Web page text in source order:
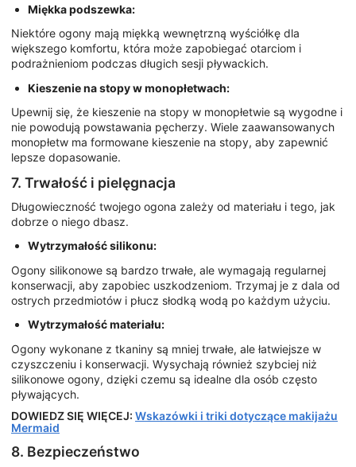
Miękka podszewka:
Niektóre ogony mają miękką wewnętrzną wyściółkę dla
większego komfortu, która może zapobiegać otarciom i
podrażnieniom podczas długich sesji pływackich.
Kieszenie na stopy w monopłetwach:
Upewnij się, że kieszenie na stopy w monopłetwie są wygodne i
nie powodują powstawania pęcherzy. Wiele zaawansowanych
monopłetw ma formowane kieszenie na stopy, aby zapewnić
lepsze dopasowanie.
7. Trwałość i pielęgnacja
Długowieczność twojego ogona zależy od materiału i tego, jak
dobrze o niego dbasz.
Wytrzymałość silikonu:
Ogony silikonowe są bardzo trwałe, ale wymagają regularnej
konserwacji, aby zapobiec uszkodzeniom. Trzymaj je z dala od
ostrych przedmiotów i płucz słodką wodą po każdym użyciu.
Wytrzymałość materiału:
Ogony wykonane z tkaniny są mniej trwałe, ale łatwiejsze w
czyszczeniu i konserwacji. Wysychają również szybciej niż
silikonowe ogony, dzięki czemu są idealne dla osób często
pływających.
DOWIEDZ SIĘ WIĘCEJ: Wskazówki i triki dotyczące makijażu
Mermaid
8. Bezpieczeństwo